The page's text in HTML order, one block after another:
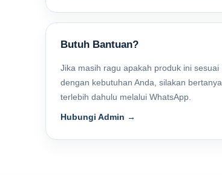
Butuh Bantuan?
Jika masih ragu apakah produk ini sesuai
dengan kebutuhan Anda, silakan bertanya
terlebih dahulu melalui WhatsApp.
Hubungi Admin →